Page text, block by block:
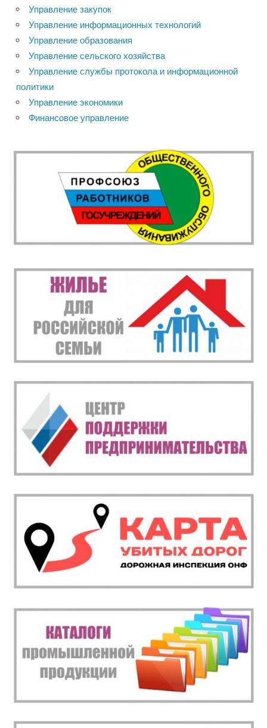
Управление закупок
Управление информационных технологий
Управление образования
Управление сельского хозяйства
Управление службы протокола и информационной
политики
Управление экономики
Финансовое управление